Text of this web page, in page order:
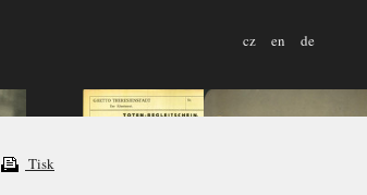
cz en de
Tisk